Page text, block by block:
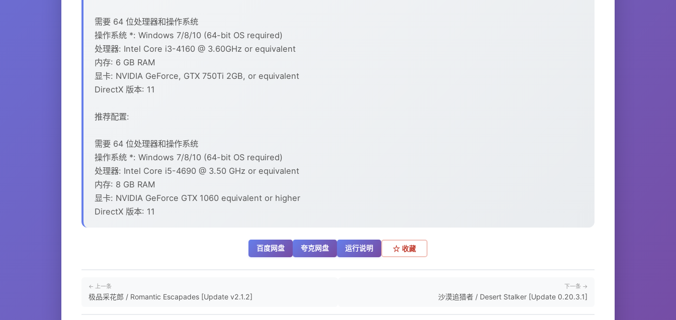
需要 64 位处理器和操作系统
操作系统 *: Windows 7/8/10 (64-bit OS required)
处理器: Intel Core i3-4160 @ 3.60GHz or equivalent
内存: 6 GB RAM
显卡: NVIDIA GeForce, GTX 750Ti 2GB, or equivalent
DirectX 版本: 11
推荐配置:
需要 64 位处理器和操作系统
操作系统 *: Windows 7/8/10 (64-bit OS required)
处理器: Intel Core i5-4690 @ 3.50 GHz or equivalent
内存: 8 GB RAM
显卡: NVIDIA GeForce GTX 1060 equivalent or higher
DirectX 版本: 11
百度网盘 夸克网盘 运行说明 ☆ 收藏
← 上一条
极品采花郎 / Romantic Escapades [Update v2.1.2]
下一条 →
沙漠追猎者 / Desert Stalker [Update 0.20.3.1]